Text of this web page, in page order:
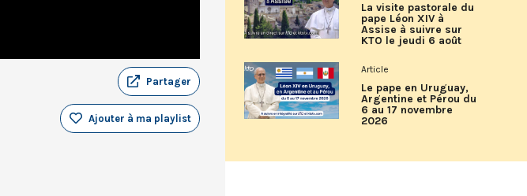
Partager
Ajouter à ma playlist
La visite pastorale du
pape Léon XIV à
Assise à suivre sur
KTO le jeudi 6 août
Article
Le pape en Uruguay,
Argentine et Pérou du
6 au 17 novembre
2026